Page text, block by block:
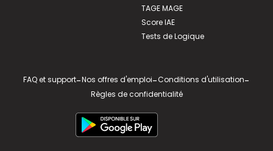
TAGE MAGE
Score IAE
Tests de Logique
FAQ et support-Nos offres d'emploi-Conditions d'utilisation-
Règles de confidentialité